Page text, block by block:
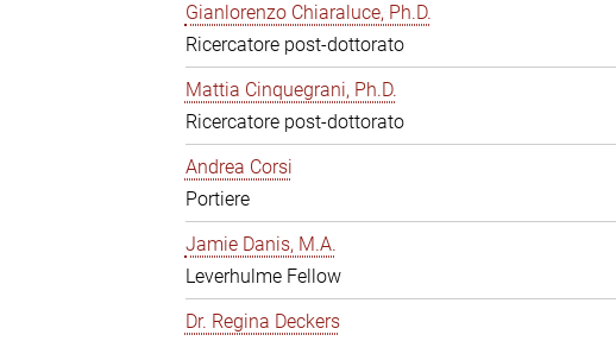
Gianlorenzo Chiaraluce, Ph.D.
Ricercatore post-dottorato
Mattia Cinquegrani, Ph.D.
Ricercatore post-dottorato
Andrea Corsi
Portiere
Jamie Danis, M.A.
Leverhulme Fellow
Dr. Regina Deckers